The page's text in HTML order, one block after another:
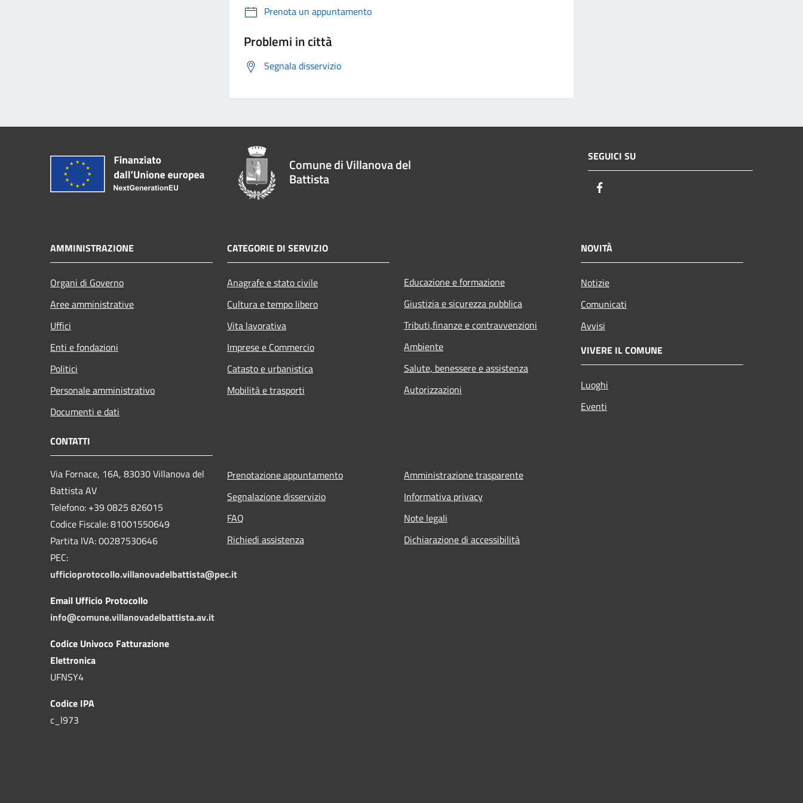
Prenota un appuntamento
Problemi in città
Segnala disservizio
Comune di Villanova del
Battista
SEGUICI SU
AMMINISTRAZIONE
Organi di Governo
Aree amministrative
Uffici
Enti e fondazioni
Politici
Personale amministrativo
Documenti e dati
CATEGORIE DI SERVIZIO
Anagrafe e stato civile
Cultura e tempo libero
Vita lavorativa
Imprese e Commercio
Catasto e urbanistica
Mobilità e trasporti
Educazione e formazione
Giustizia e sicurezza pubblica
Tributi,finanze e contravvenzioni
Ambiente
Salute, benessere e assistenza
Autorizzazioni
NOVITÀ
Notizie
Comunicati
Avvisi
VIVERE IL COMUNE
Luoghi
Eventi
CONTATTI
Via Fornace, 16A, 83030 Villanova del
Battista AV
Telefono: +39 0825 826015
Codice Fiscale: 81001550649
Partita IVA: 00287530646
PEC:
ufficioprotocollo.villanovadelbattista@pec.it
Email Ufficio Protocollo
info@comune.villanovadelbattista.av.it
Codice Univoco Fatturazione
Elettronica
UFNSY4
Codice IPA
c_l973
Prenotazione appuntamento
Segnalazione disservizio
FAQ
Richiedi assistenza
Amministrazione trasparente
Informativa privacy
Note legali
Dichiarazione di accessibilità